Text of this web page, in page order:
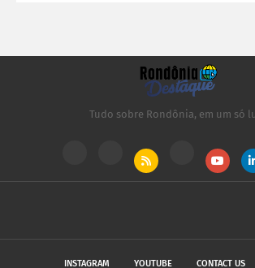
Tudo sobre Rondônia, em um só
INSTAGRAM YOUTUBE CONTACT US